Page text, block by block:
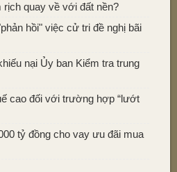
rịch quay về với đất nền?
hồi" việc cử tri đề nghị bãi
nại Ủy ban Kiểm tra trung
cao đối với trường hợp “lướt
tỷ đồng cho vay ưu đãi mua